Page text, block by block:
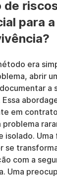
de
para
era
abrir
a
em
problema
isolado.
se
com a
Uma